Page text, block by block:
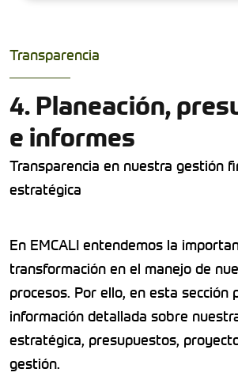
Transparencia
4. Planeación,
e informes
Transparencia en nuestra gestión
estratégica
En EMCALI entendemos la
transformación en el manejo de
procesos. Por ello, en esta sección
información detallada sobre
estratégica, presupuestos,
gestión.